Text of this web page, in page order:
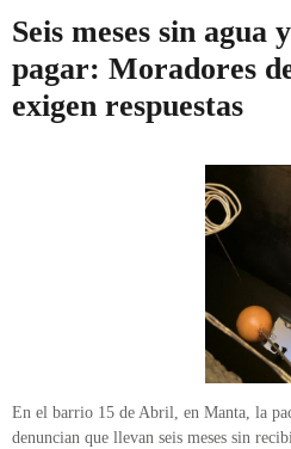
Seis meses sin agua
pagar: Moradores
exigen respuestas
En el barrio 15 de Abril, en Manta, la
denuncian que llevan seis meses sin